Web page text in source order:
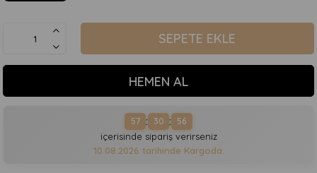
57 : 30 : 56
içerisinde sipariş verirseniz
10.08.2026 tarihinde Kargoda.